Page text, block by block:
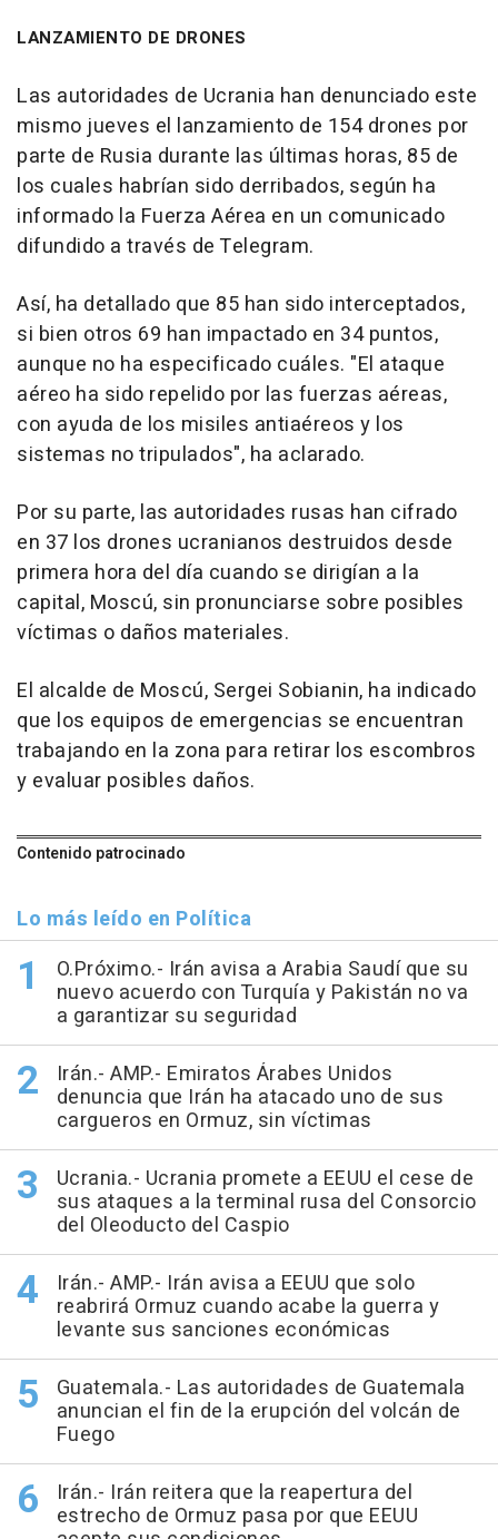
LANZAMIENTO DE DRONES
Las autoridades de Ucrania han denunciado este
mismo jueves el lanzamiento de 154 drones por
parte de Rusia durante las últimas horas, 85 de
los cuales habrían sido derribados, según ha
informado la Fuerza Aérea en un comunicado
difundido a través de Telegram.
Así, ha detallado que 85 han sido interceptados,
si bien otros 69 han impactado en 34 puntos,
aunque no ha especificado cuáles. "El ataque
aéreo ha sido repelido por las fuerzas aéreas,
con ayuda de los misiles antiaéreos y los
sistemas no tripulados", ha aclarado.
Por su parte, las autoridades rusas han cifrado
en 37 los drones ucranianos destruidos desde
primera hora del día cuando se dirigían a la
capital, Moscú, sin pronunciarse sobre posibles
víctimas o daños materiales.
El alcalde de Moscú, Sergei Sobianin, ha indicado
que los equipos de emergencias se encuentran
trabajando en la zona para retirar los escombros
y evaluar posibles daños.
Contenido patrocinado
Lo más leído en Política
O.Próximo.- Irán avisa a Arabia Saudí que su
nuevo acuerdo con Turquía y Pakistán no va
a garantizar su seguridad
Irán.- AMP.- Emiratos Árabes Unidos
denuncia que Irán ha atacado uno de sus
cargueros en Ormuz, sin víctimas
Ucrania.- Ucrania promete a EEUU el cese de
sus ataques a la terminal rusa del Consorcio
del Oleoducto del Caspio
Irán.- AMP.- Irán avisa a EEUU que solo
reabrirá Ormuz cuando acabe la guerra y
levante sus sanciones económicas
Guatemala.- Las autoridades de Guatemala
anuncian el fin de la erupción del volcán de
Fuego
Irán.- Irán reitera que la reapertura del
estrecho de Ormuz pasa por que EEUU